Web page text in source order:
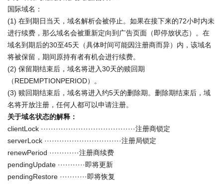
国际域名：
(1) 在到期日当天，域名解析会被停止。如果在接下来的72小时内未
进行续费，那么域名会被重新定向到广告页面（即停放状态）。在
域名到期后的30至45天（具体时间可能因注册商而异）内，该域名
将被保留，期间原持有者有机会进行续费。
(2) 保留期结束后，域名将进入30天的赎回期
（REDEMPTIONPERIOD）。
(3) 赎回期结束后，域名将进入约5天的删除期。删除期结束后，域
名将开放注册，任何人都可以申请注册。
关于域名状态的解释：
clientLock ······································注册商锁定
serverLock ·······························注册局锁定
renewPeriod ············注册商续费
pendingUpdate ···········即将更新
pendingRestore ···········即将恢复